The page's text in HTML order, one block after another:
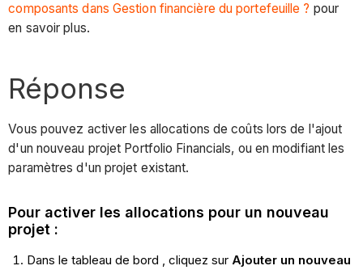
composants dans Gestion financière du portefeuille ? pour
en savoir plus.
Réponse
Vous pouvez activer les allocations de coûts lors de l'ajout
d'un nouveau projet Portfolio Financials, ou en modifiant les
paramètres d'un projet existant.
Pour activer les allocations pour un nouveau
projet :
Dans le tableau de bord , cliquez sur Ajouter un nouveau